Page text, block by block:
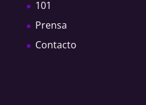
101
Prensa
Contacto